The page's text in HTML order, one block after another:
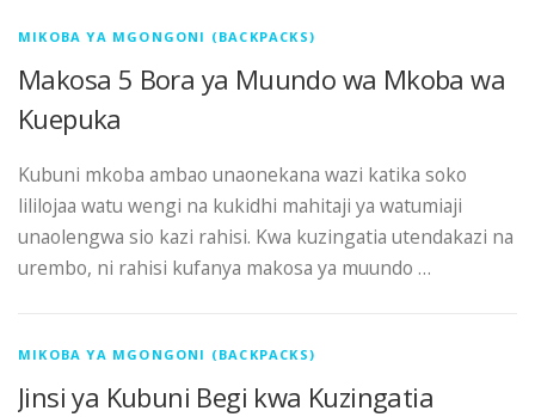
MIKOBA YA MGONGONI (BACKPACKS)
Makosa 5 Bora ya Muundo wa Mkoba wa
Kuepuka
Kubuni mkoba ambao unaonekana wazi katika soko
lililojaa watu wengi na kukidhi mahitaji ya watumiaji
unaolengwa sio kazi rahisi. Kwa kuzingatia utendakazi na
urembo, ni rahisi kufanya makosa ya muundo …
MIKOBA YA MGONGONI (BACKPACKS)
Jinsi ya Kubuni Begi kwa Kuzingatia